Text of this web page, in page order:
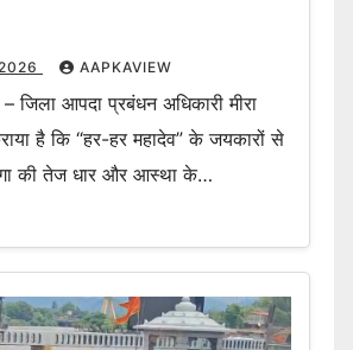
AAPKAVIEW
– जिला आपदा प्रबंधन अधिकारी मीरा
है कि “हर-हर महादेव” के जयकारों से
की तेज धार और आस्था के…